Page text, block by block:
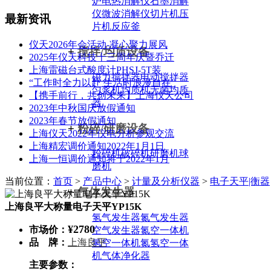
仪微波消解仪切片机压
片机反应釜
+搅拌/均质设备
磁力搅拌器电动搅拌器
匀浆机均质机无菌均质
器
+粉碎/研磨设备
粉碎机破碎机研磨机球
磨机
+气体发生器
氢气发生器氮气发生器
空气发生器氮空一体机
氢空一体机氮氢空一体
机气体净化器
最新资讯
仪天2026年会活动-凝心聚力展风
2025年仪天科技十三周年庆暨乔迁
上海雷磁台式酸度计PHSJ-5T装
“工作时全力以赴 生活时浪漫自在”
【携手前行，共创未来】上海仪天公司
2023年中秋国庆放假通知
2023年春节放假通知
上海仪天2022年仪电分析参观交流
上海精宏调价通知2022年1月1日
上海一恒调价通知将于2022年1月
当前位置： 首页 > 产品中心 > 计量及分析仪器 > 电子天平|衡器
上海良平大称量电子天平YP15K
市场价： ¥2780
品 牌： 上海良平
主要参数：